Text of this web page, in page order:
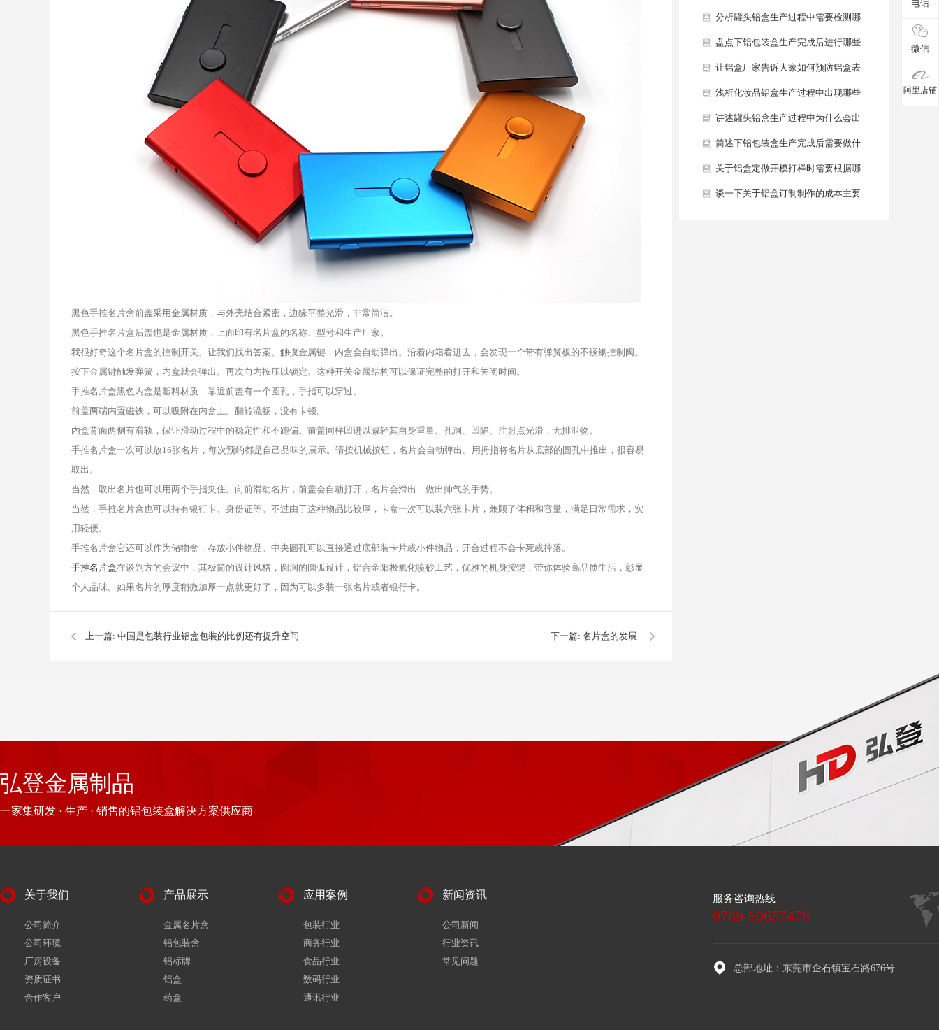
黑色手推名片盒前盖采用金属材质，与外壳结合紧密，边缘平整光滑，非常简洁。
黑色手推名片盒后盖也是金属材质，上面印有名片盒的名称、型号和生产厂家。
我很好奇这个名片盒的控制开关。让我们找出答案。触摸金属键，内盒会自动弹出。沿着内箱看进去，会发现一个带有弹簧板的不锈钢控制阀。
按下金属键触发弹簧，内盒就会弹出。再次向内按压以锁定。这种开关金属结构可以保证完整的打开和关闭时间。
手推名片盒黑色内盒是塑料材质，靠近前盖有一个圆孔，手指可以穿过。
前盖两端内置磁铁，可以吸附在内盒上。翻转流畅，没有卡顿。
内盒背面两侧有滑轨，保证滑动过程中的稳定性和不跑偏。前盖同样凹进以减轻其自身重量。孔洞、凹陷、注射点光滑，无排泄物。
手推名片盒一次可以放16张名片，每次预约都是自己品味的展示。请按机械按钮，名片会自动弹出。用拇指将名片从底部的圆孔中推出，很容易
取出。
当然，取出名片也可以用两个手指夹住。向前滑动名片，前盖会自动打开，名片会滑出，做出帅气的手势。
当然，手推名片盒也可以持有银行卡、身份证等。不过由于这种物品比较厚，卡盒一次可以装六张卡片，兼顾了体积和容量，满足日常需求，实
用轻便。
手推名片盒它还可以作为储物盒，存放小件物品。中央圆孔可以直接通过底部装卡片或小件物品，开合过程不会卡死或掉落。
手推名片盒在谈判方的会议中，其极简的设计风格，圆润的圆弧设计，铝合金阳极氧化喷砂工艺，优雅的机身按键，带你体验高品质生活，彰显
个人品味。如果名片的厚度稍微加厚一点就更好了，因为可以多装一张名片或者银行卡。
上一篇: 中国是包装行业铝盒包装的比例还有提升空间 下一篇: 名片盒的发展
生产效率和成本因素？
分析罐头铝盒生产过程中需要检测哪
些质量？
盘点下铝包装盒生产完成后进行哪些
产品检验？
让铝盒厂家告诉大家如何预防铝盒表
面出现氧化问题？
浅析化妆品铝盒生产过程中出现哪些
尺寸偏差问题？
讲述罐头铝盒生产过程中为什么会出
现开裂情况？
简述下铝包装盒生产完成后需要做什
么表面处理？
关于铝盒定做开模打样时需要根据哪
些需求？
谈一下关于铝盒订制制作的成本主要
弘登金属制品
一家集研发 · 生产 · 销售的铝包装盒解决方案供应商
关于我们
公司简介
公司环境
厂房设备
资质证书
合作客户
产品展示
金属名片盒
铝包装盒
铝标牌
铝盒
药盒
应用案例
包装行业
商务行业
食品行业
数码行业
通讯行业
新闻资讯
公司新闻
行业资讯
常见问题
服务咨询热线
0769-60657478
总部地址：东莞市企石镇宝石路676号
电话
微信
阿里店铺